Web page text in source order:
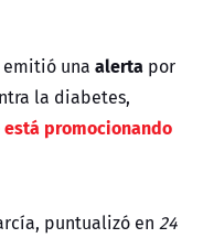
emitió una alerta por
la diabetes,
está promocionando
puntualizó en 24